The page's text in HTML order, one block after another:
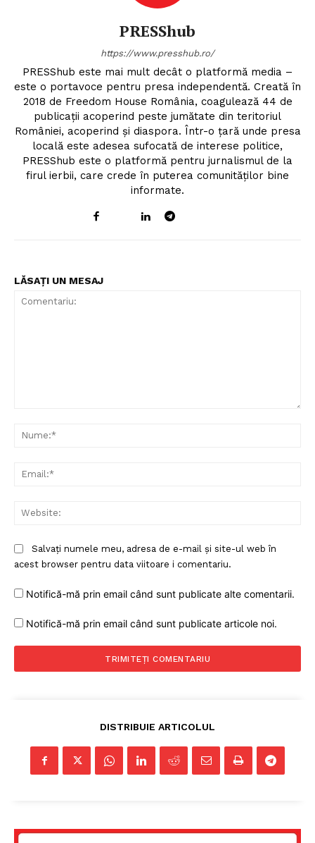
PRESShub
Despre noi / Echipa
Rețea
PRESShub
https://www.presshub.ro/
PRESShub este mai mult decât o platformă media –
este o portavoce pentru presa independentă. Creată în
2018 de Freedom House România, coagulează 44 de
publicații acoperind peste jumătate din teritoriul
României, acoperind și diaspora. Într-o țară unde presa
locală este adesea sufocată de interese politice,
PRESShub este o platformă pentru jurnalismul de la
firul ierbii, care crede în puterea comunităților bine
informate.
LĂSAȚI UN MESAJ
Salvați numele meu, adresa de e-mail și site-ul web în
acest browser pentru data viitoare i comentariu.
Notifică-mă prin email când sunt publicate alte comentarii.
Notifică-mă prin email când sunt publicate articole noi.
DISTRIBUIE ARTICOLUL